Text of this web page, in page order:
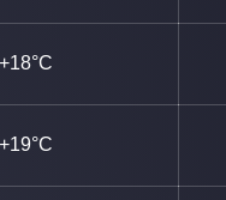
+18°C
+19°C